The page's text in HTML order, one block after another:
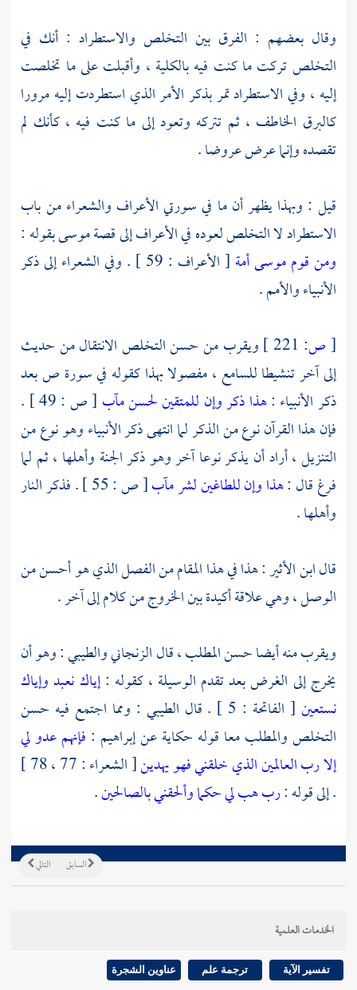
وقال بعضهم : الفرق بين التخلص والاستطراد : أنك في
التخلص تركت ما كنت فيه بالكلية ، وأقبلت على ما تخلصت
إليه ، وفي الاستطراد تمر بذكر الأمر الذي استطردت إليه مرورا
كالبرق الخاطف ، ثم تتركه وتعود إلى ما كنت فيه ، كأنك لم
تقصده وإنما عرض عروضا .
قيل : وبهذا يظهر أن ما في سورتي الأعراف والشعراء من باب
الاستطراد لا التخلص لعوده في الأعراف إلى قصةموسىبقوله :
ومن قوم موسى أمة
[ الأعراف : 59 ] . وفي الشعراء إلى ذكر
الأنبياء والأمم .
[ص:
ويقرب من حسن التخلص الانتقال من حديث
إلى آخر تنشيطا للسامع ، مفصولا بهذا كقوله في سورة ص بعد
ذكر الأنبياء :هذا ذكر وإن للمتقين لحسن مآب
[ ص : 49 ] .
فإن هذا القرآن نوع من الذكر لما انتهى ذكر الأنبياء وهو نوع من
التنزيل ، أراد أن يذكر نوعا آخر وهو ذكر الجنة وأهلها ، ثم لما
فرغ قال :هذا وإن للطاغين لشر مآب
[ ص : 55 ] . فذكر النار
وأهلها .
قالابن الأثير: هذا في هذا المقام من الفصل الذي هو أحسن من
الوصل ، وهي علاقة أكيدة بين الخروج من كلام إلى آخر .
ويقرب منه أيضا حسن المطلب ، قالالزنجانيوالطيبي: وهو أن
يخرج إلى الغرض بعد تقدم الوسيلة ، كقوله :إياك نعبد وإياك
نستعين [ الفاتحة : 5 ] . قال الطيبي : ومما اجتمع فيه حسن
التخلص والمطلب معا قوله حكاية عنإبراهيم : فإنهم عدو لي
إلا رب العالمين الذي خلقني فهو يهدين
[ الشعراء : 77 ، 78 ]
. إلى قوله :رب هب لي حكما وألحقني بالصالحين.
التالي السابق
الخدمات العلمية
تفسير الآية ترجمة علم عناوين الشجرة